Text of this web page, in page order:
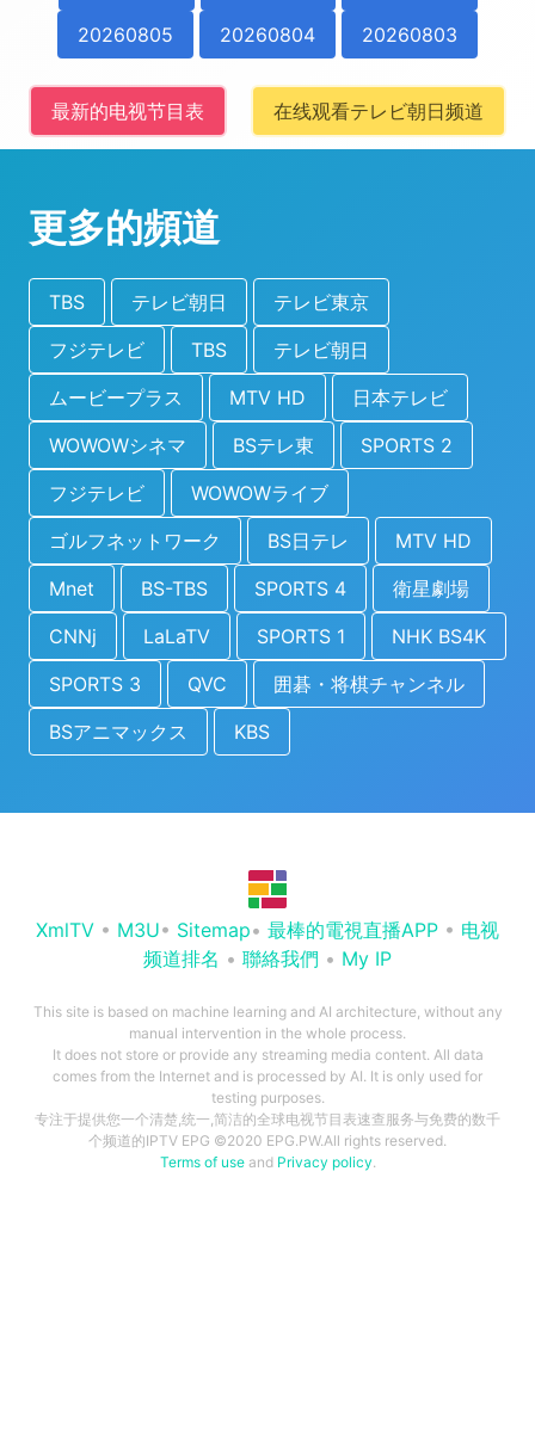
20260805
20260804 20260803
最新的电视节目表 在线观看テレビ朝日频道
更多的頻道
TBS テレビ朝日
テレビ東京
フジテレビ
TBS
テレビ朝日
ムービープラス
MTV HD
日本テレビ
WOWOWシネマ
BSテレ東
SPORTS 2
フジテレビ
WOWOWライブ
ゴルフネットワーク
BS日テレ
MTV HD
Mnet
BS-TBS SPORTS 4
衛星劇場
CNNj
LaLaTV SPORTS 1
NHK BS4K
SPORTS 3
QVC
囲碁・将棋チャンネル
BSアニマックス
KBS
XmlTV • M3U• Sitemap• 最棒的電視直播APP • 电视
频道排名 • 聯絡我們 • My IP
This site is based on machine learning and AI architecture, without any
manual intervention in the whole process.
It does not store or provide any streaming media content. All data
comes from the Internet and is processed by AI. It is only used for
testing purposes.
专注于提供您一个清楚,统一,简洁的全球电视节目表速查服务与免费的数千
个频道的IPTV EPG ©2020 EPG.PW.All rights reserved.
Terms of useand Privacy policy.